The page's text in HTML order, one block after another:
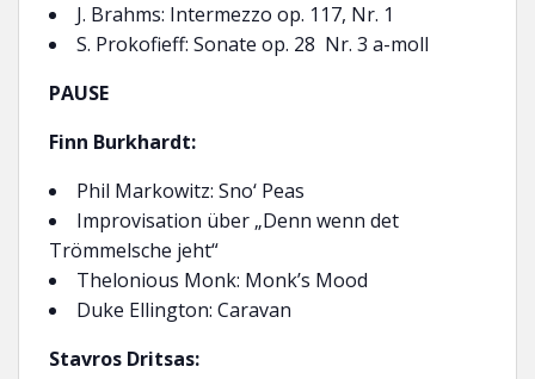
J. Brahms: Intermezzo op. 117, Nr. 1
S. Prokofieff: Sonate op. 28 Nr. 3 a-moll
PAUSE
Finn Burkhardt:
Phil Markowitz: Sno‘ Peas
Improvisation über „Denn wenn det
Trömmelsche jeht“
Thelonious Monk: Monk’s Mood
Duke Ellington: Caravan
Stavros Dritsas: